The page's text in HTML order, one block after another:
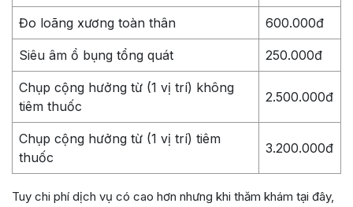
Đo loãng xương toàn thân 600.000đ
Siêu âm ổ bụng tổng quát 250.000đ
Chụp cộng hưởng từ (1 vị trí) không
tiêm thuốc
2.500.000đ
Chụp cộng hưởng từ (1 vị trí) tiêm
thuốc
3.200.000đ
Tuy chi phí dịch vụ có cao hơn nhưng khi thăm khám tại đây,